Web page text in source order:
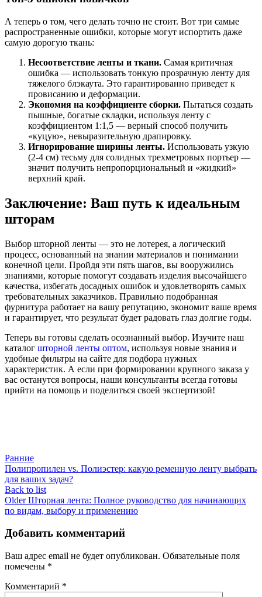
А теперь о том, чего делать точно не стоит. Вот три самые
распространенные ошибки, которые могут испортить даже
самую дорогую ткань:
Несоответствие ленты и ткани. Самая критичная
ошибка — использовать тонкую прозрачную ленту для
тяжелого блэкаута. Это гарантированно приведет к
провисанию и деформации.
Экономия на коэффициенте сборки. Пытаться создать
пышные, богатые складки, используя ленту с
коэффициентом 1:1,5 — верный способ получить
«куцую», невыразительную драпировку.
Игнорирование ширины ленты. Использовать узкую
(2-4 см) тесьму для солидных трехметровых портьер —
значит получить непропорциональный и «жидкий»
верхний край.
Заключение: Ваш путь к идеальным
шторам
Выбор шторной ленты — это не лотерея, а логический
процесс, основанный на знании материалов и понимании
конечной цели. Пройдя эти пять шагов, вы вооружились
знаниями, которые помогут создавать изделия высочайшего
качества, избегать досадных ошибок и удовлетворять самых
требовательных заказчиков. Правильно подобранная
фурнитура работает на вашу репутацию, экономит ваше время
и гарантирует, что результат будет радовать глаз долгие годы.
Теперь вы готовы сделать осознанный выбор. Изучите наш
каталог шторной ленты оптом, используя новые знания и
удобные фильтры на сайте для подбора нужных
характеристик. А если при формировании крупного заказа у
вас останутся вопросы, наши консультанты всегда готовы
прийти на помощь и поделиться своей экспертизой!
Ранние
Полипропилен vs. Полиэстер: какую ременную ленту выбрать
для ваших задач?
Back to list
Older Шторная лента: Полное руководство для начинающих
по видам, выбору и применению
Добавить комментарий
Ваш адрес email не будет опубликован. Обязательные поля
помечены *
Комментарий *